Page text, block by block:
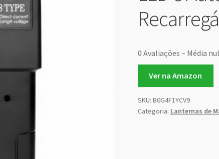
0 Avaliações – Média
Ver na Amazon
SKU: B0G4F1YCV9
Categoria: Lanternas de